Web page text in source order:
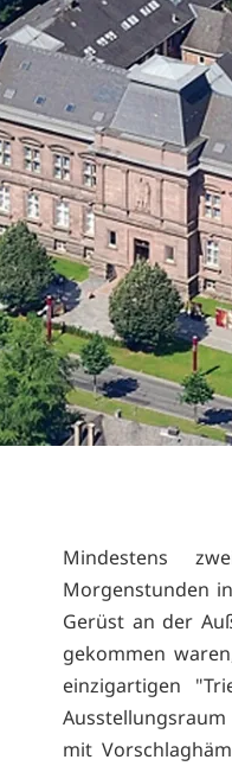
Mindestens
Morgenstunden
Gerüst an der
gekommen
einzigartigen
mit